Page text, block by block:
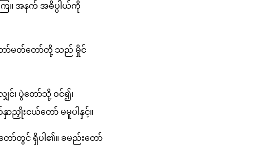
။ အနက် အဓိပ္ပါယ်ကို
တော်မတ်တော်တို့ သည် မှိုင်
၊ ပွဲတော်သို့ ဝင်၍၊
နှာညှိုးငယ်တော် မမူပါနှင့်။
ာ်တွင် ရှိပါ၏။ ခမည်းတော်